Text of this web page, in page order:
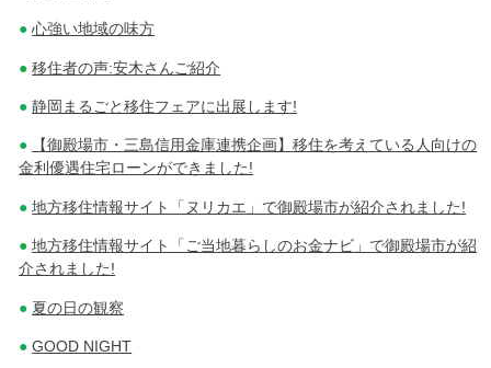
心強い地域の味方
移住者の声:安木さんご紹介
静岡まるごと移住フェアに出展します!
【御殿場市・三島信用金庫連携企画】移住を考えている人向けの
金利優遇住宅ローンができました!
地方移住情報サイト「ヌリカエ」で御殿場市が紹介されました!
地方移住情報サイト「ご当地暮らしのお金ナビ」で御殿場市が紹
介されました!
夏の日の観察
GOOD NIGHT